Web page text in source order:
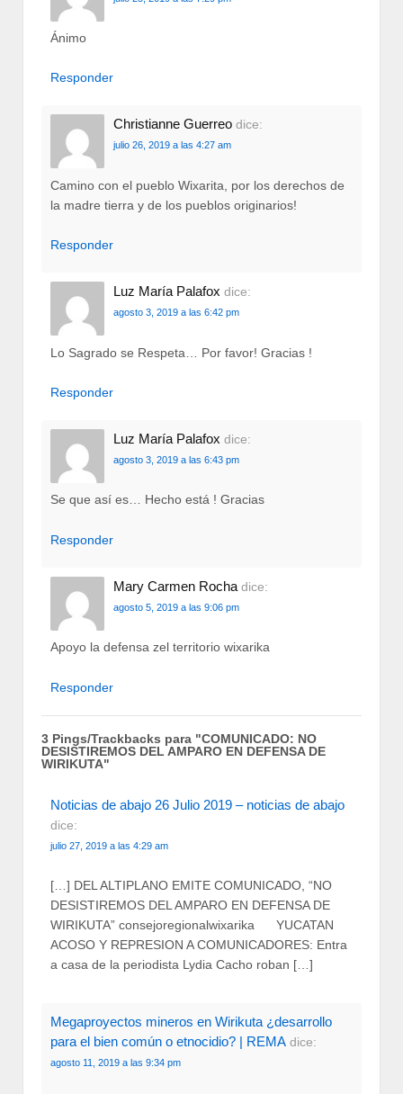
Ánimo
Responder
Christianne Guerreo dice:
julio 26, 2019 a las 4:27 am
Camino con el pueblo Wixarita, por los derechos de
la madre tierra y de los pueblos originarios!
Responder
Luz María Palafox dice:
agosto 3, 2019 a las 6:42 pm
Lo Sagrado se Respeta… Por favor! Gracias !
Responder
Luz María Palafox dice:
agosto 3, 2019 a las 6:43 pm
Se que así es… Hecho está ! Gracias
Responder
Mary Carmen Rocha dice:
agosto 5, 2019 a las 9:06 pm
Apoyo la defensa zel territorio wixarika
Responder
3 Pings/Trackbacks para "COMUNICADO: NO
DESISTIREMOS DEL AMPARO EN DEFENSA DE
WIRIKUTA"
Noticias de abajo 26 Julio 2019 – noticias de abajo
dice:
julio 27, 2019 a las 4:29 am
[…] DEL ALTIPLANO EMITE COMUNICADO, “NO
DESISTIREMOS DEL AMPARO EN DEFENSA DE
WIRIKUTA” consejoregionalwixarika YUCATAN
ACOSO Y REPRESION A COMUNICADORES: Entra
a casa de la periodista Lydia Cacho roban […]
Megaproyectos mineros en Wirikuta ¿desarrollo
para el bien común o etnocidio? | REMA dice:
agosto 11, 2019 a las 9:34 pm